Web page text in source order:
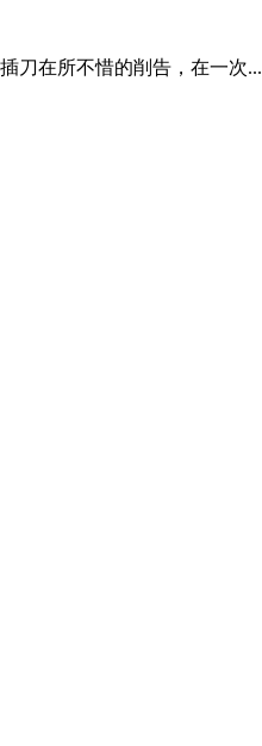
刀在所不惜的削告，在一次...